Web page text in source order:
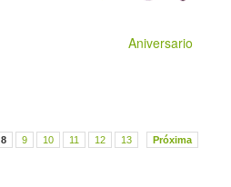
Aniversario
8 9 10 11 12 13 Próxima